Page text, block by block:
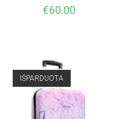
€60.00
IŠPARDUOTA